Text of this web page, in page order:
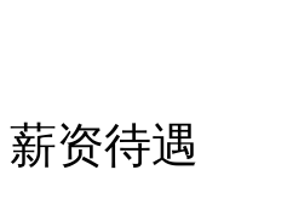
薪资待遇